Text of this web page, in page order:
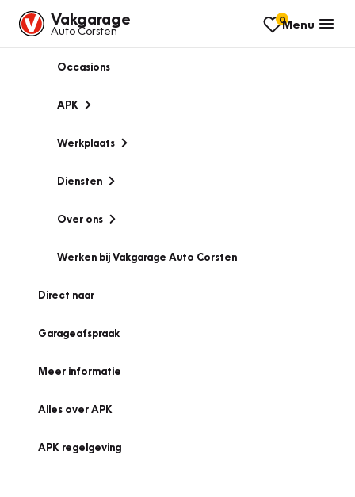
Vakgarage
Auto Corsten
0Menu
Occasions
APK
Werkplaats
Diensten
Over ons
Werken bij Vakgarage Auto Corsten
Direct naar
Garageafspraak
Meer informatie
Alles over APK
APK regelgeving